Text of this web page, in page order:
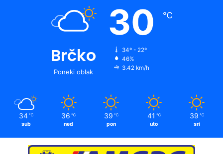
Brčko
Poneki oblak
30 ℃
34º - 22º
46%
3.42 km/h
34 ℃
sub
36 ℃
ned
39 ℃
pon
41 ℃
uto
39 ℃
sri